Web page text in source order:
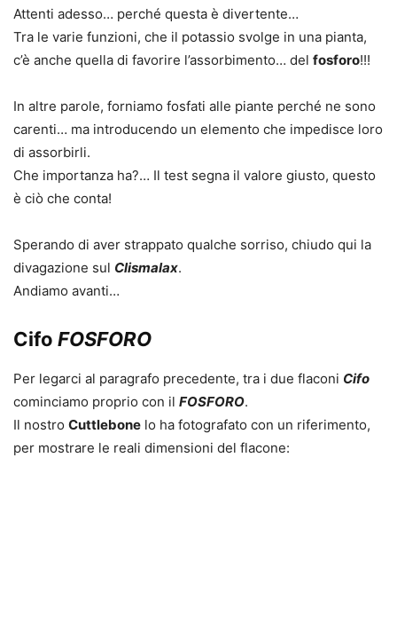
Attenti adesso… perché questa è divertente…
Tra le varie funzioni, che il potassio svolge in una pianta,
c’è anche quella di favorire l’assorbimento… del fosforo!!!
In altre parole, forniamo fosfati alle piante perché ne sono
carenti… ma introducendo un elemento che impedisce loro
di assorbirli.
Che importanza ha?… Il test segna il valore giusto, questo
è ciò che conta!
Sperando di aver strappato qualche sorriso, chiudo qui la
divagazione sul Clismalax.
Andiamo avanti…
Cifo FOSFORO
Per legarci al paragrafo precedente, tra i due flaconi Cifo
cominciamo proprio con il FOSFORO.
Il nostro Cuttlebone lo ha fotografato con un riferimento,
per mostrare le reali dimensioni del flacone: